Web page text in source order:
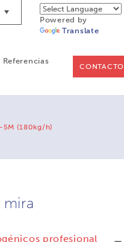
Powered by
Translate
Referencias
CONTACTO
(180kg/h)
mira
profesional